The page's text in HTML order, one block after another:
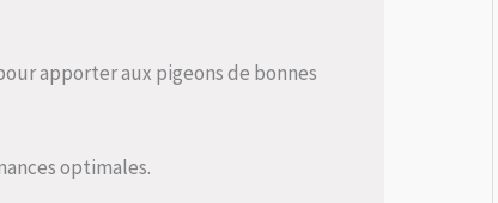
apporter aux pigeons de bonnes
optimales.